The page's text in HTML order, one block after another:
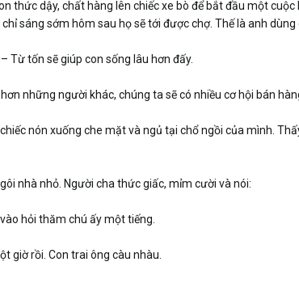
thức dậy, chất hàng lên chiếc xe bò để bắt đầu một
sáng sớm hôm sau họ sẽ tới được chợ. Thế là anh
Từ tốn sẽ giúp con sống lâu hơn đấy.
những người khác, chúng ta sẽ có nhiều cơ hội bán
nón xuống che mặt và ngủ tại chổ ngồi của mình.
nhà nhỏ. Người cha thức giấc, mỉm cười và nói:
hỏi thăm chú ấy một tiếng.
giờ rồi. Con trai ông càu nhàu.